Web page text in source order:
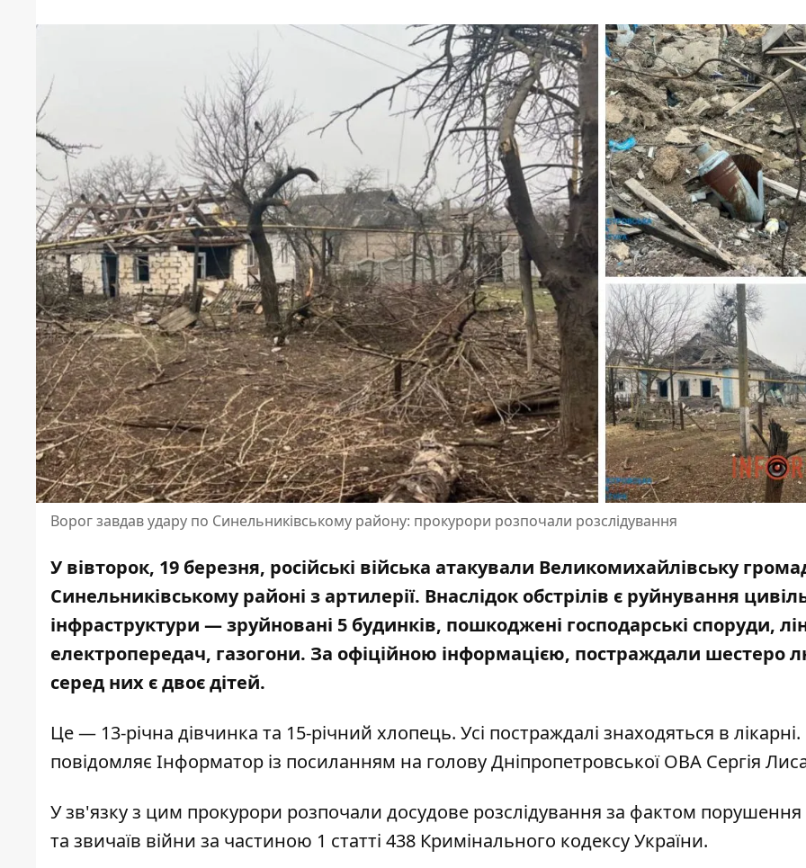
Ворог завдав удару по Синельниківському району: прокурори розпочали розслідування
У вівторок, 19 березня, російські війська атакували Великомихайлівську
Синельниківському районі з артилерії. Внаслідок обстрілів є руйнування
інфраструктури — зруйновані 5 будинків, пошкоджені господарські споруди,
електропередач, газогони. За офіційною інформацією, постраждали шестеро
серед них є двоє дітей.
Це — 13-річна дівчинка та 15-річний хлопець. Усі постраждалі знаходяться в
повідомляє Інформатор із посиланням на голову Дніпропетровської ОВА Сергія
У зв'язку з цим прокурори розпочали досудове розслідування за фактом порушення
та звичаїв війни за частиною 1 статті 438 Кримінального кодексу України.